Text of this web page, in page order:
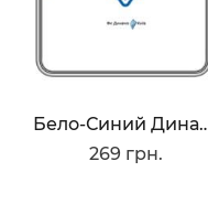
Бело-
269 грн.